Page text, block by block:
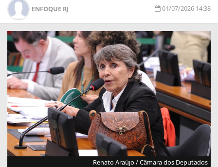
ENFOQUE RJ 01/07/2026 14:38
Renato Araújo / Câmara dos Deputados